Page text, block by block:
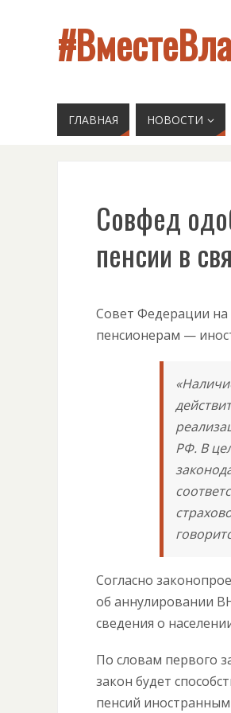
ГЛАВНАЯ НОВОСТИ
Совфед
пенсии в
Совет Федерации на
пенсионерам —
РФ. В
Согласно
об аннулировании
сведения о
По словам первого
закон будет
пенсий